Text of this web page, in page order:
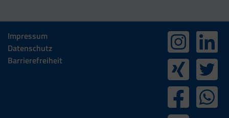
Impressum
Datenschutz
Barrierefreiheit